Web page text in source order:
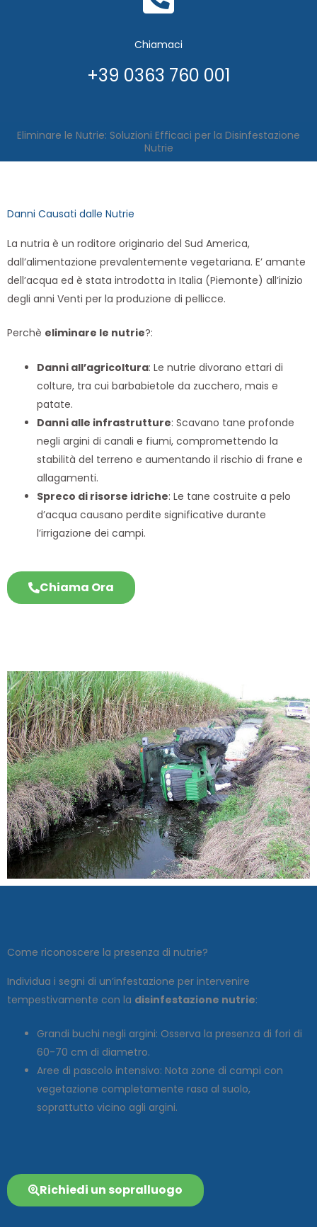
Chiamaci
+39 0363 760 001
Eliminare le Nutrie: Soluzioni Efficaci per la Disinfestazione
Nutrie
Danni Causati dalle Nutrie
La nutria è un roditore originario del Sud America,
dall’alimentazione prevalentemente vegetariana. E’ amante
dell’acqua ed è stata introdotta in Italia (Piemonte) all’inizio
degli anni Venti per la produzione di pellicce.
Perchè eliminare le nutrie?:
Danni all’agricoltura: Le nutrie divorano ettari di
colture, tra cui barbabietole da zucchero, mais e
patate.
Danni alle infrastrutture: Scavano tane profonde
negli argini di canali e fiumi, compromettendo la
stabilità del terreno e aumentando il rischio di frane e
allagamenti.
Spreco di risorse idriche: Le tane costruite a pelo
d’acqua causano perdite significative durante
l’irrigazione dei campi.
Chiama Ora
Come riconoscere la presenza di nutrie?
Individua i segni di un’infestazione per intervenire
tempestivamente con la disinfestazione nutrie:
Grandi buchi negli argini: Osserva la presenza di fori di
60-70 cm di diametro.
Aree di pascolo intensivo: Nota zone di campi con
vegetazione completamente rasa al suolo,
soprattutto vicino agli argini.
Richiedi un sopralluogo